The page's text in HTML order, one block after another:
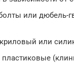
или дюбель-
или